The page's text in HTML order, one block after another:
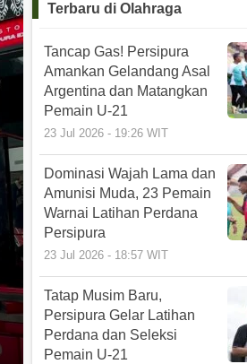
Terbaru di Olahraga
Tancap Gas! Persipura
Amankan Gelandang Asal
Argentina dan Matangkan
Pemain U-21
23 Jul 2026 - 19:26 WIT
Dominasi Wajah Lama dan
Amunisi Muda, 23 Pemain
Warnai Latihan Perdana
Persipura
23 Jul 2026 - 18:57 WIT
Tatap Musim Baru,
Persipura Gelar Latihan
Perdana dan Seleksi
Pemain U-21